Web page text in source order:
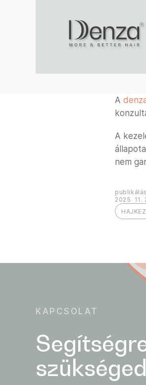
A
A
nem
2025. 11.
KAPCSOLAT